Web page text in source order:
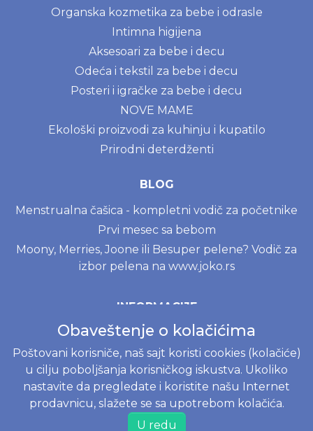
Organska kozmetika za bebe i odrasle
Intimna higijena
Aksesoari za bebe i decu
Odeća i tekstil za bebe i decu
Posteri i igračke za bebe i decu
NOVE MAME
Ekološki proizvodi za kuhinju i kupatilo
Prirodni deterdženti
BLOG
Menstrualna čašica - kompletni vodič za početnike
Prvi mesec sa bebom
Moony, Merries, Joone ili Besuper pelene? Vodič za
izbor pelena na www.joko.rs
INFORMACIJE
Politika o kolačićima
Uslovi korišćenja
Politika privatnosti
Naručivanje i dostava
Reklamacije i odustajanje od kupovine
Obaveštenje o kolačićima
Poštovani korisniče, naš sajt koristi cookies (kolačiće)
u cilju poboljšanja korisničkog iskustva. Ukoliko
nastavite da pregledate i koristite našu Internet
prodavnicu, slažete se sa upotrebom kolačića.
U redu